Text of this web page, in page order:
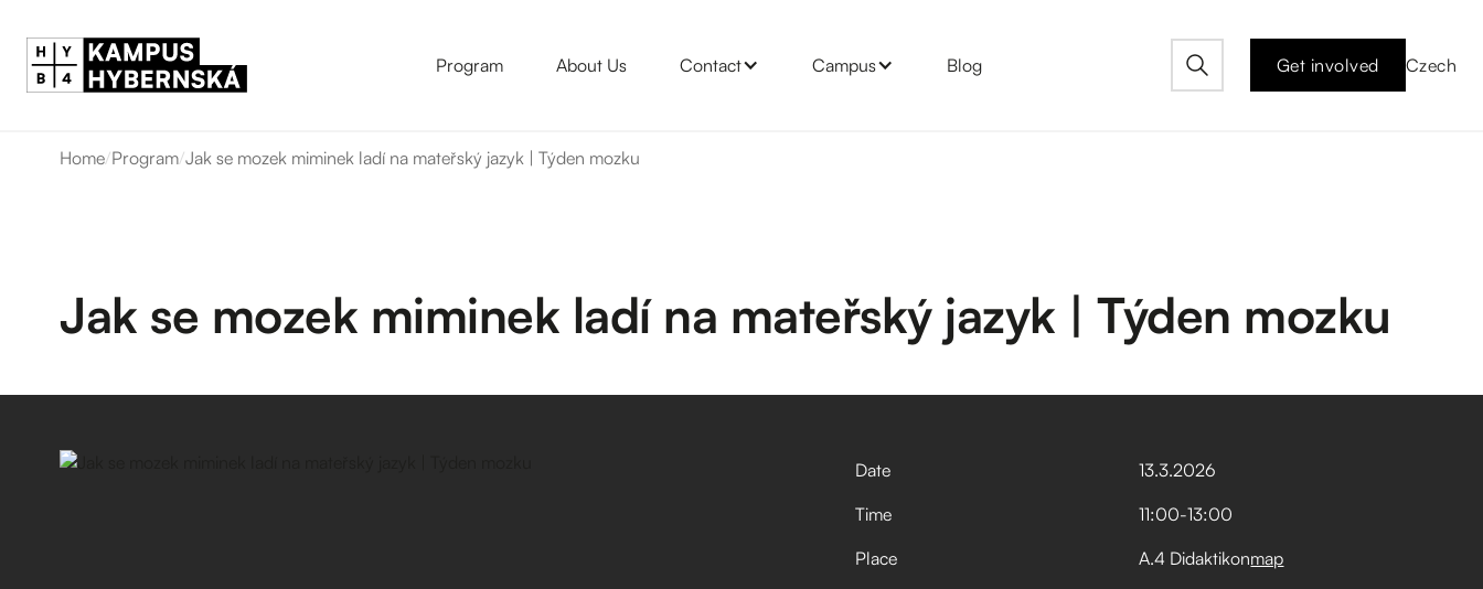
Program About Us Contact Campus Blog Get involved Czech
Home/Program/Jak se mozek miminek ladí na mateřský jazyk | Týden mozku
Jak se mozek miminek ladí na mateřský jazyk | Týden mozku
Date 13.3.2026
Time
11:00-13:00
Place
A.4 Didaktikonmap